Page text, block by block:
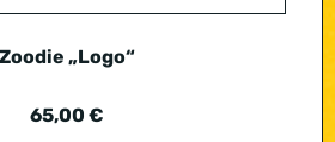
Zoodie „Logo“
65,00 €